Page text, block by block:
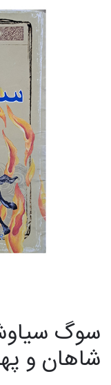
شاهان و